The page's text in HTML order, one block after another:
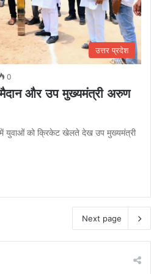
उत्तर प्रदेश
0
और उप मुख्यमंत्री अरुण
युवाओं को क्रिकेट खेलते देख उप मुख्यमंत्री
Next page